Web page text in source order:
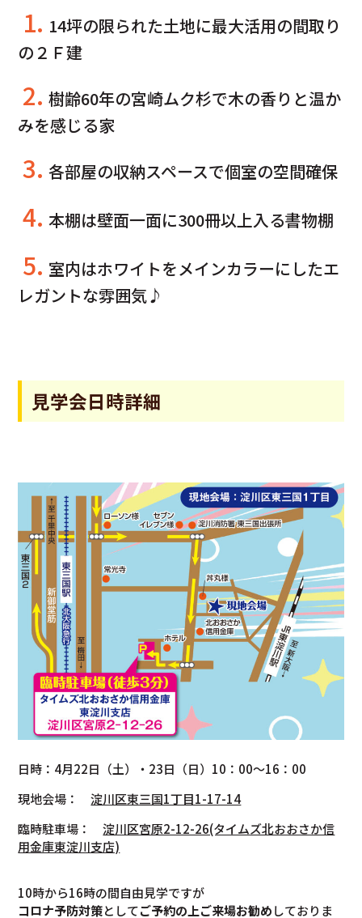
1. 14坪の限られた土地に最大活用の間取り
の２Ｆ建
2. 樹齢60年の宮崎ムク杉で木の香りと温か
みを感じる家
3. 各部屋の収納スペースで個室の空間確保
4. 本棚は壁面一面に300冊以上入る書物棚
5. 室内はホワイトをメインカラーにしたエ
レガントな雰囲気♪
見学会日時詳細
日時：4月22日（土）・23日（日）10：00～16：00
現地会場：淀川区東三国1丁目1-17-14
臨時駐車場：淀川区宮原2-12-26(タイムズ北おおさか信
用金庫東淀川支店)
10時から16時の間自由見学ですが
コロナ予防対策としてご予約の上ご来場お勧めしておりま